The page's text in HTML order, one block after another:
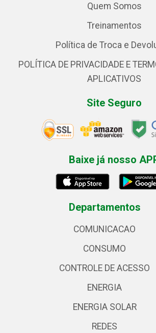
Quem Somos
Treinamentos
Política de Troca e
POLÍTICA DE PRIVACIDADE E
APLICATIVOS
Site Seguro
Baixe já nosso
Departamentos
COMUNICACAO
CONSUMO
CONTROLE DE ACESSO
ENERGIA
ENERGIA SOLAR
REDES